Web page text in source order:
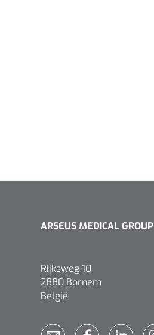
ARSEUS MEDICAL GROUP
Rijksweg 10
2880 Bornem
België